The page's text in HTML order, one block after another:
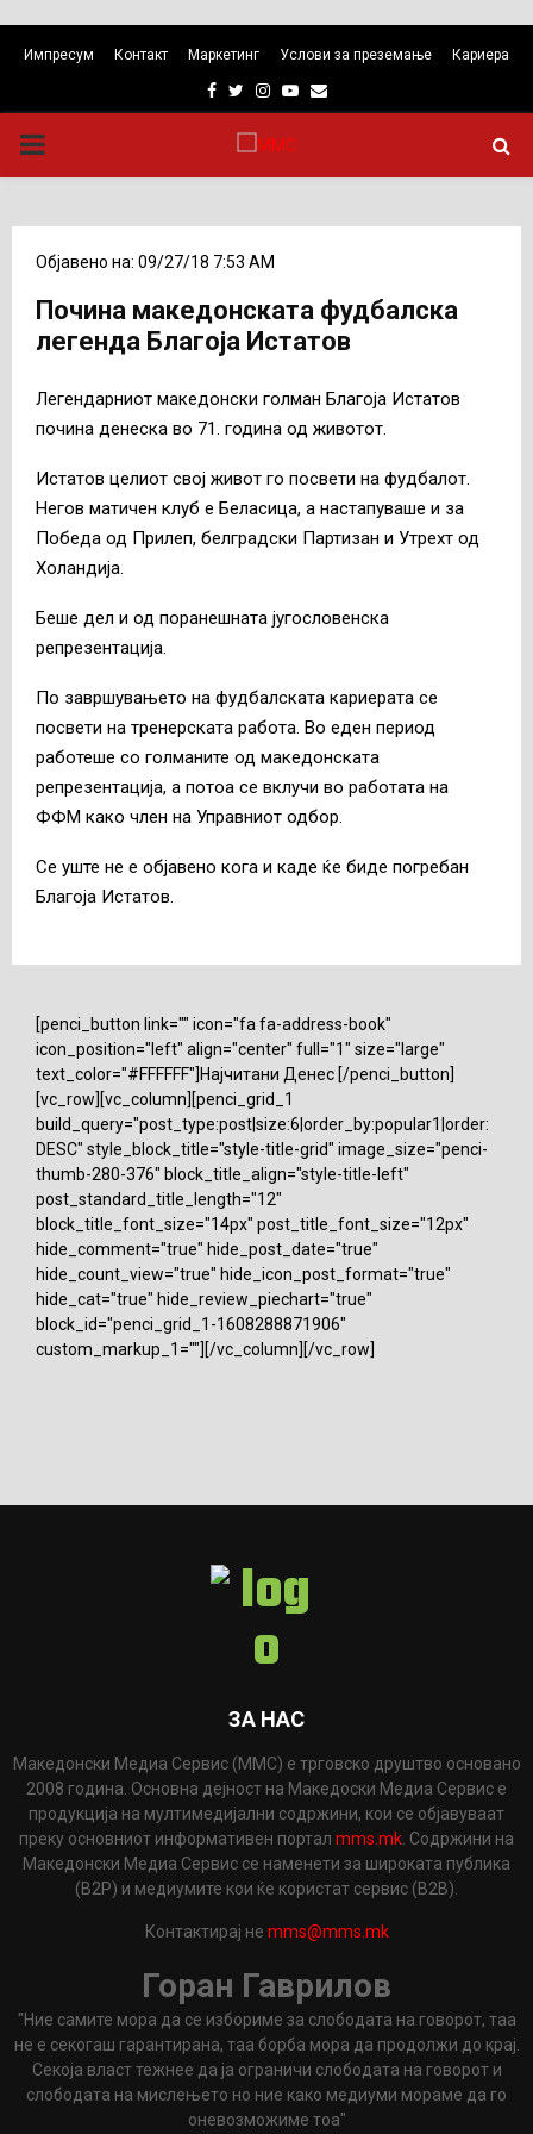
Импресум Контакт Маркетинг Услови за преземање Кариера
Facebook
TwitterInstagram
Youtube
Email
PRIMARY
Објавено на: 09/27/18 7:53 AM
Почина македонската фудбалска
легенда Благоја Истатов
Легендарниот македонски голман Благоја Истатов
почина денеска во 71. година од животот.
Истатов целиот свој живот го посвети на фудбалот.
Негов матичен клуб е Беласица, а настапуваше и за
Победа од Прилеп, белградски Партизан и Утрехт од
Холандија.
Беше дел и од поранешната југословенска
репрезентација.
По завршувањето на фудбалската кариерата се
посвети на тренерската работа. Во еден период
работеше со голманите од македонската
репрезентација, а потоа се вклучи во работата на
ФФМ како член на Управниот одбор.
Се уште не е објавено кога и каде ќе биде погребан
Благоја Истатов.
[penci_button link="" icon="fa fa-address-book"
icon_position="left" align="center" full="1" size="large"
text_color="#FFFFFF"]Најчитани Денес [/penci_button]
[vc_row][vc_column][penci_grid_1
build_query="post_type:post|size:6|order_by:popular1|order:
DESC" style_block_title="style-title-grid" image_size="penci-
thumb-280-376" block_title_align="style-title-left"
post_standard_title_length="12"
block_title_font_size="14px" post_title_font_size="12px"
hide_comment="true" hide_post_date="true"
hide_count_view="true" hide_icon_post_format="true"
hide_cat="true" hide_review_piechart="true"
block_id="penci_grid_1-1608288871906"
custom_markup_1=""][/vc_column][/vc_row]
ЗА НАС
Македонски Медиа Сервис (ММС) е трговско друштво основано
2008 година. Основна дејност на Македоски Медиа Сервис е
продукција на мултимедијални содржини, кои се објавуваат
преку основниот информативен портал mms.mk . Содржини на
Македонски Медиа Сервис се наменети за широката публика
(B2P) и медиумите кои ќе користат сервис (B2B).
Контактирај не mms@mms.mk
Горан Гаврилов
"Ние самите мора да се избориме за слободата на говорот, таа
не е секогаш гарантирана, таа борба мора да продолжи до крај.
Секоја власт тежнее да ја ограничи слободата на говорот и
слободата на мислењето но ние како медиуми мораме да го
оневозможиме тоа"